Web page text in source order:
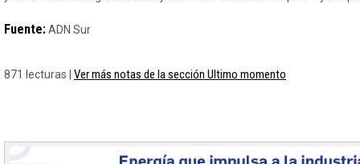
Fuente:ADN Sur
871 lecturas | Ver más notas de la sección Ultimo momento